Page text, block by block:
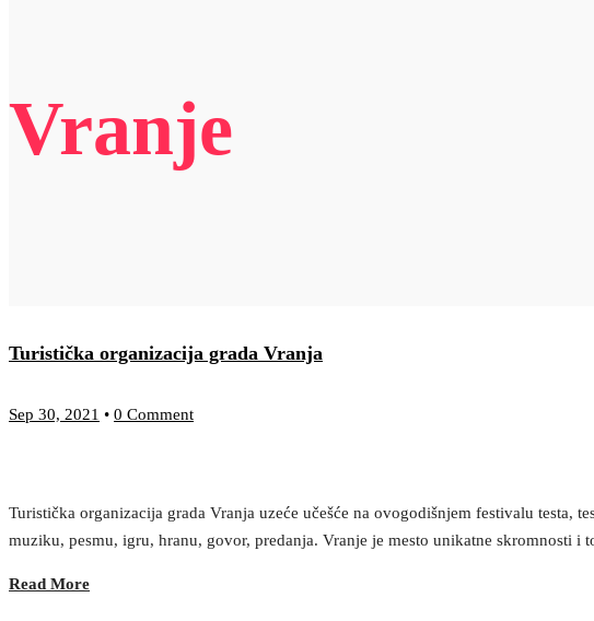
Vranje
Turistička organizacija grada Vranja
Sep 30, 2021 • 0 Comment
Turistička organizacija grada Vranja uzeće učešće na ovogodišnjem festivalu
muziku, pesmu, igru, hranu, govor, predanja. Vranje je mesto unikatne skromnosti
Read More